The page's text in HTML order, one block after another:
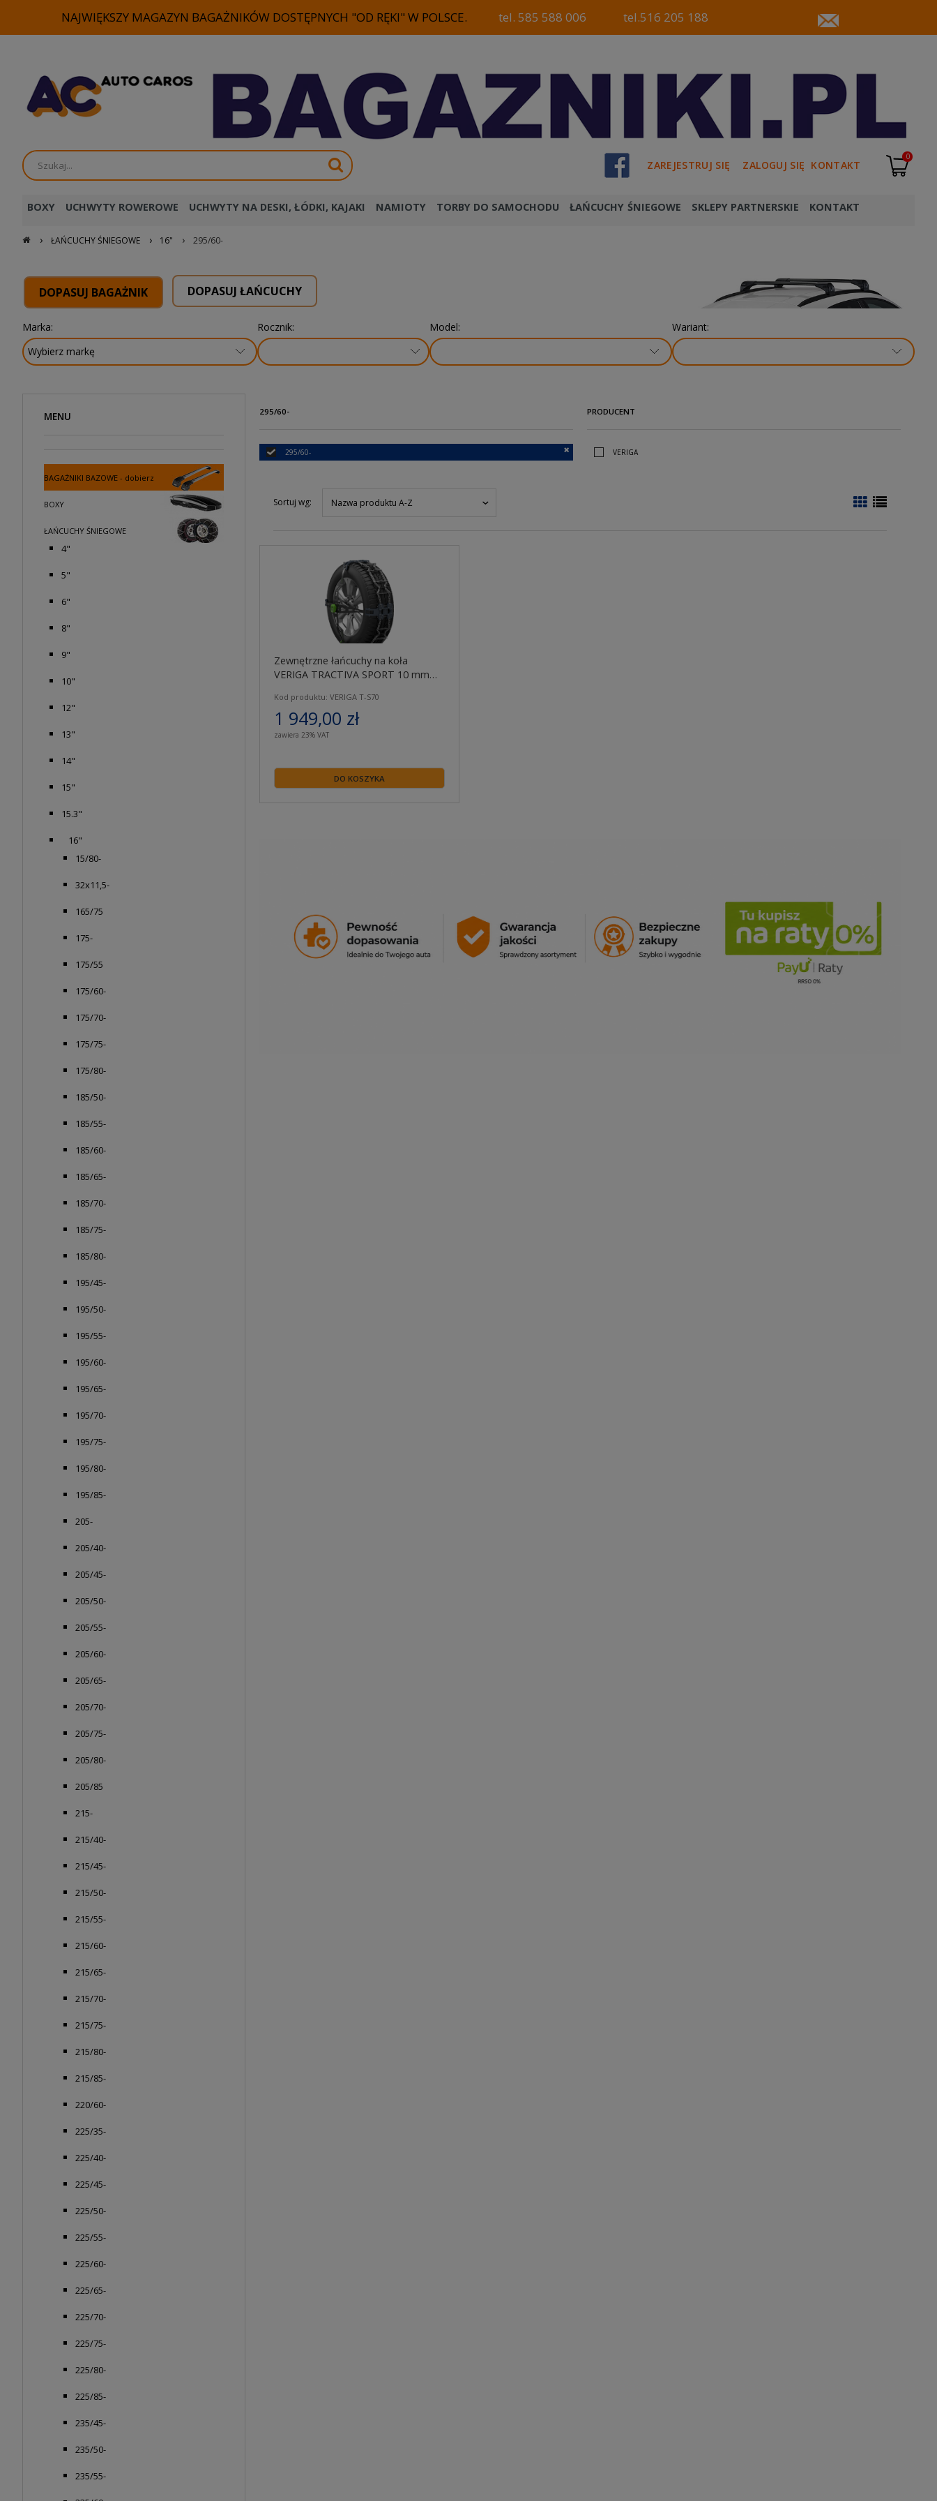
NAJWIĘKSZY MAGAZYN BAGAŻNIKÓW DOSTĘPNYCH "OD RĘKI" W POLSCE. tel. 585 588 006 tel.516 205 188
ZAREJESTRUJ SIĘ ZALOGUJ SIĘ KONTAKT
0
BOXY UCHWYTY ROWEROWE UCHWYTY NA DESKI, ŁÓDKI, KAJAKI NAMIOTY TORBY DO SAMOCHODU ŁAŃCUCHY ŚNIEGOWE SKLEPY PARTNERSKIE KONTAKT
› ŁAŃCUCHY ŚNIEGOWE › 16" › 295/60-
DOPASUJ BAGAŻNIK DOPASUJ ŁAŃCUCHY
Marka: Rocznik: Model: Wariant:
MENU
BAGAŻNIKI BAZOWE - dobierz
BOXY
ŁAŃCUCHY ŚNIEGOWE
4"
5"
6"
8"
9"
10"
12"
13"
14"
15"
15.3"
16"
15/80-
32x11,5-
165/75
175-
175/55
175/60-
175/70-
175/75-
175/80-
185/50-
185/55-
185/60-
185/65-
185/70-
185/75-
185/80-
195/45-
195/50-
195/55-
195/60-
195/65-
195/70-
195/75-
195/80-
195/85-
205-
205/40-
205/45-
205/50-
205/55-
205/60-
205/65-
205/70-
205/75-
205/80-
205/85
215-
215/40-
215/45-
215/50-
215/55-
215/60-
215/65-
215/70-
215/75-
215/80-
215/85-
220/60-
225/35-
225/40-
225/45-
225/50-
225/55-
225/60-
225/65-
225/70-
225/75-
225/80-
225/85-
235/45-
235/50-
235/55-
295/60-
295/60-
PRODUCENT
VERIGA
Sortuj wg: Nazwa produktu A-Z
Zewnętrzne łańcuchy na koła
VERIGA TRACTIVA SPORT 10 mm
Kod produktu: VERIGA T-S70
1 949,00 zł
zawiera 23% VAT
DO KOSZYKA